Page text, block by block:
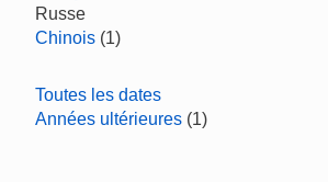
Russe
Chinois (1)
Toutes les dates
Années ultérieures (1)